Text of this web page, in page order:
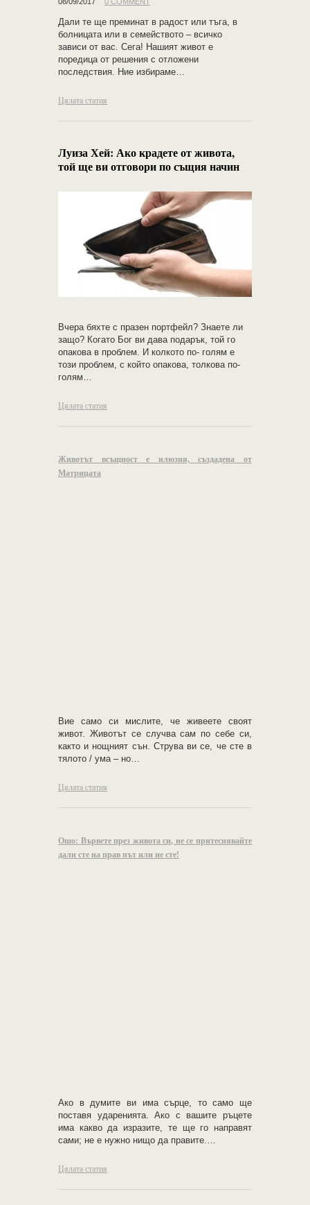
Дали те ще преминат в радост или тъга, в
болницата или в семейството – всичко
зависи от вас. Сега! Нашият живот е
поредица от решения с отложени
последствия. Ние избираме…
Цялата статия
Луиза Хей: Ако крадете от живота,
той ще ви отговори по същия начин
Вчера бяхте с празен портфейл? Знаете ли
защо? Когато Бог ви дава подарък, той го
опакова в проблем. И колкото по- голям е
този проблем, с който опакова, толкова по-
голям…
Цялата статия
Животът всъщност е илюзия, създадена от
Матрицата
Вие само си мислите, че ​​живеете своят
живот. Животът се случва сам по себе си,
както и нощният сън. Струва ви се, че сте в
тялото / ума – но…
Цялата статия
Ошо: Вървете през живота си, не се притеснявайте
дали сте на прав път или не сте!
Ако в думите ви има сърце, то само ще
поставя ударенията. Ако с вашите ръцете
има какво да изразите, те ще го направят
сами; не е нужно нищо да правите.…
Цялата статия